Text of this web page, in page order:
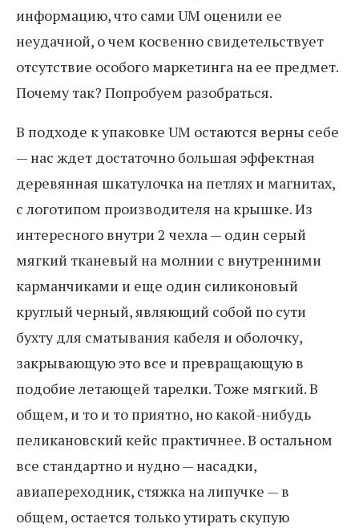
информацию, что сами UM оценили ее
неудачной, о чем косвенно свидетельствует
отсутствие особого маркетинга на ее предмет.
Почему так? Попробуем разобраться.
В подходе к упаковке UM остаются верны себе
— нас ждет достаточно большая эффектная
деревянная шкатулочка на петлях и магнитах,
с логотипом производителя на крышке. Из
интересного внутри 2 чехла — один серый
мягкий тканевый на молнии с внутренними
карманчиками и еще один силиконовый
круглый черный, являющий собой по сути
бухту для сматывания кабеля и оболочку,
закрывающую это все и превращающую в
подобие летающей тарелки. Тоже мягкий. В
общем, и то и то приятно, но какой-нибудь
пеликановский кейс практичнее. В остальном
все стандартно и нудно — насадки,
авиапереходник, стяжка на липучке — в
общем, остается только утирать скупую